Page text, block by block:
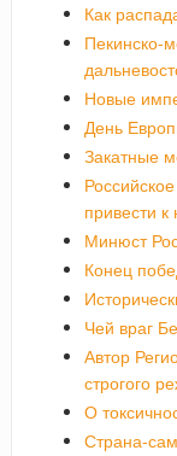
Как
Пекинско-
Новые
День
Закатные
привести
Минюст
Конец
Чей враг
Автор
строгого
О
Страна-